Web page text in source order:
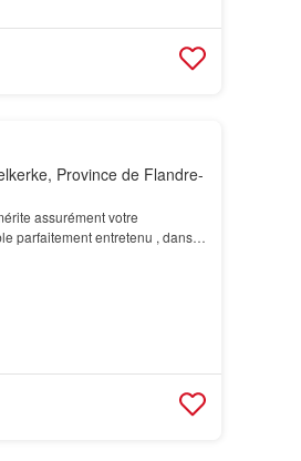
Province de Flandre-
assurément votre
parfaitement entretenu , dans
except…